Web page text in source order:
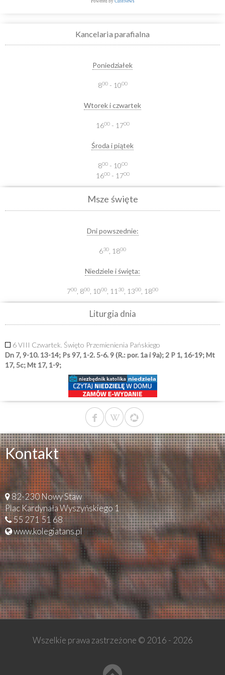
Powered by CuteNews
Kancelaria parafialna
Poniedziałek
800- 1000
Wtorek i czwartek
1600- 1700
Środa i piątek
800- 1000
1600- 1700
Msze święte
Dni powszednie:
630 , 1800
Niedziele i święta:
700 , 800 , 1000 , 11 30 , 1300 , 1800
Liturgia dnia
6 VIII Czwartek. Święto Przemienienia Pańskiego
Dn 7, 9-10. 13-14; Ps 97, 1-2. 5-6. 9 (R.: por. 1a i 9a); 2 P 1, 16-19; Mt
17, 5c; Mt 17, 1-9;
Kontakt
82-230 Nowy Staw
Plac Kardynała Wyszyńskiego 1
55 271 51 68
www.kolegiatans.pl
Wszelkie prawa zastrzeżone © 2016 - 2026